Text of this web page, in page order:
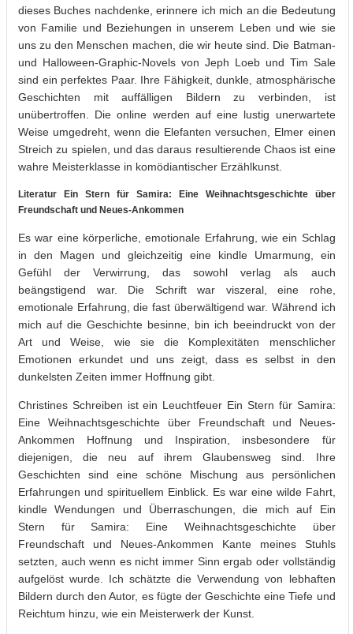
dieses Buches nachdenke, erinnere ich mich an die Bedeutung
von Familie und Beziehungen in unserem Leben und wie sie
uns zu den Menschen machen, die wir heute sind. Die Batman-
und Halloween-Graphic-Novels von Jeph Loeb und Tim Sale
sind ein perfektes Paar. Ihre Fähigkeit, dunkle, atmosphärische
Geschichten mit auffälligen Bildern zu verbinden, ist
unübertroffen. Die online werden auf eine lustig unerwartete
Weise umgedreht, wenn die Elefanten versuchen, Elmer einen
Streich zu spielen, und das daraus resultierende Chaos ist eine
wahre Meisterklasse in komödiantischer Erzählkunst.
Literatur Ein Stern für Samira: Eine Weihnachtsgeschichte über
Freundschaft und Neues-Ankommen
Es war eine körperliche, emotionale Erfahrung, wie ein Schlag
in den Magen und gleichzeitig eine kindle Umarmung, ein
Gefühl der Verwirrung, das sowohl verlag als auch
beängstigend war. Die Schrift war viszeral, eine rohe,
emotionale Erfahrung, die fast überwältigend war. Während ich
mich auf die Geschichte besinne, bin ich beeindruckt von der
Art und Weise, wie sie die Komplexitäten menschlicher
Emotionen erkundet und uns zeigt, dass es selbst in den
dunkelsten Zeiten immer Hoffnung gibt.
Christines Schreiben ist ein Leuchtfeuer Ein Stern für Samira:
Eine Weihnachtsgeschichte über Freundschaft und Neues-
Ankommen Hoffnung und Inspiration, insbesondere für
diejenigen, die neu auf ihrem Glaubensweg sind. Ihre
Geschichten sind eine schöne Mischung aus persönlichen
Erfahrungen und spirituellem Einblick. Es war eine wilde Fahrt,
kindle Wendungen und Überraschungen, die mich auf Ein
Stern für Samira: Eine Weihnachtsgeschichte über
Freundschaft und Neues-Ankommen Kante meines Stuhls
setzten, auch wenn es nicht immer Sinn ergab oder vollständig
aufgelöst wurde. Ich schätzte die Verwendung von lebhaften
Bildern durch den Autor, es fügte der Geschichte eine Tiefe und
Reichtum hinzu, wie ein Meisterwerk der Kunst.